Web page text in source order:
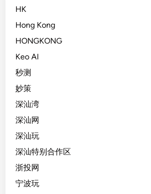
HK
Hong Kong
HONGKONG
Keo AI
秒测
妙策
深汕湾
深汕网
深汕玩
深汕特别合作区
浙投网
宁波玩